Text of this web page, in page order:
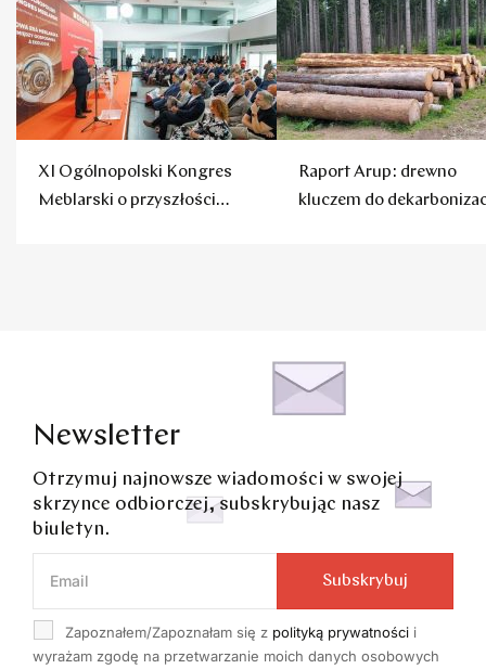
XI Ogólnopolski Kongres
Meblarski o przyszłości
Raport Arup: drewno
kluczem do
Newsletter
Otrzymuj najnowsze wiadomości w swojej
skrzynce odbiorczej, subskrybując nasz
biuletyn.
Zapoznałem/Zapoznałam się z polityką prywatności i
wyrażam zgodę na przetwarzanie moich danych osobowych
Subskrybuj